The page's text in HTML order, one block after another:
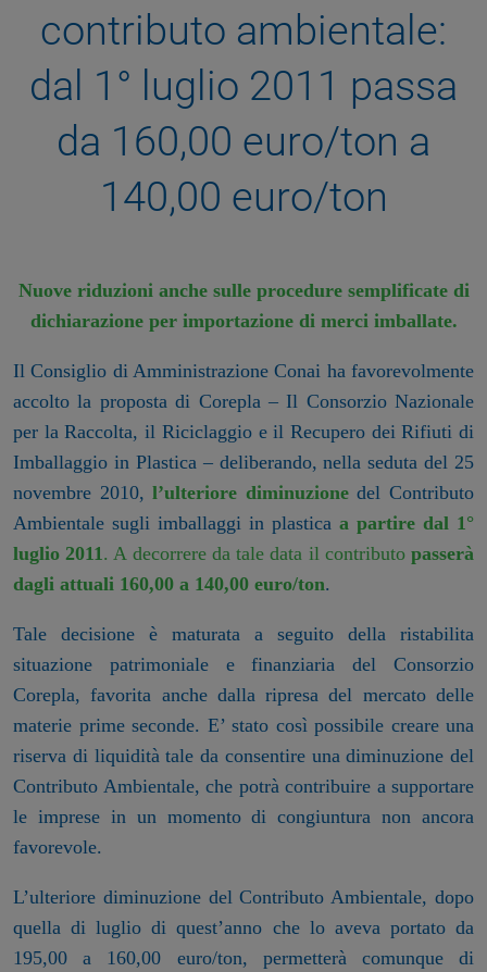
contributo ambientale:
dal 1° luglio 2011 passa
da 160,00 euro/ton a
140,00 euro/ton
Nuove riduzioni anche sulle procedure semplificate di
dichiarazione per importazione di merci imballate.
Il Consiglio di Amministrazione Conai ha favorevolmente
accolto la proposta di Corepla – Il Consorzio Nazionale
per la Raccolta, il Riciclaggio e il Recupero dei Rifiuti di
Imballaggio in Plastica – deliberando, nella seduta del 25
novembre 2010,l’ulteriore diminuzionedel Contributo
Ambientale sugli imballaggi in plastica a partire dal 1°
luglio 2011. Adecorrere da tale data il contributopasserà
dagli attuali 160,00 a 140,00 euro/ton.
Tale decisione è maturata a seguito della ristabilita
situazione patrimoniale e finanziaria del Consorzio
Corepla, favorita anche dalla ripresa del mercato delle
materie prime seconde. E’ stato così possibile creare una
riserva di liquidità tale da consentire una diminuzione del
Contributo Ambientale, che potrà contribuire a supportare
le imprese in un momento di congiuntura non ancora
favorevole.
L’ulteriore diminuzione del Contributo Ambientale, dopo
quella di luglio di quest’anno che lo aveva portato da
195,00 a 160,00 euro/ton, permetterà comunque di